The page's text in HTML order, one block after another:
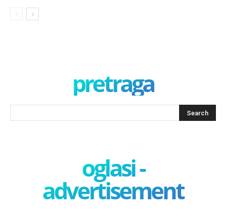
pretraga
oglasi -
advertisement